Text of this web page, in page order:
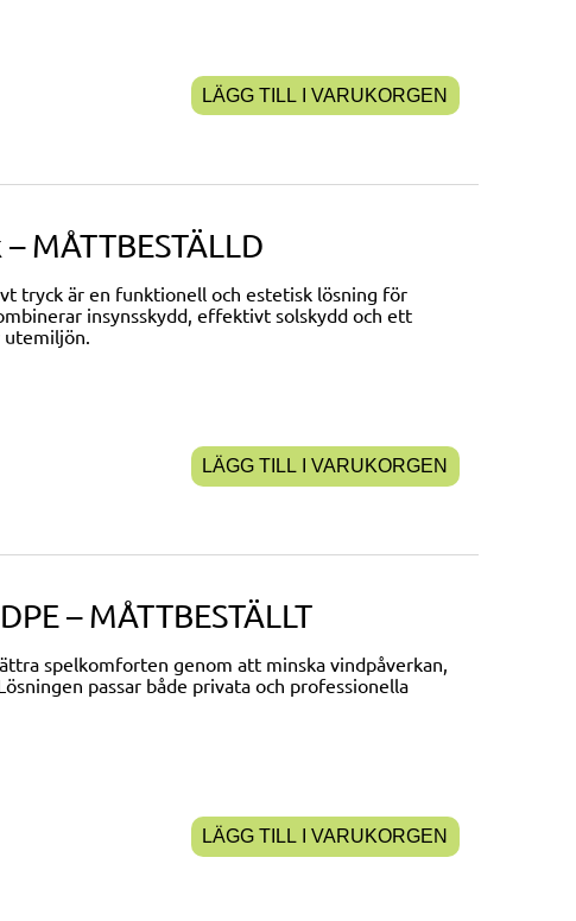
LÄGG TILL I VARUKORGEN
MÅTTBESTÄLLD
tryck är en funktionell och estetisk lösning för
insynsskydd, effektivt solskydd och ett
LÄGG TILL I VARUKORGEN
– MÅTTBESTÄLLT
spelkomforten genom att minska vindpåverkan,
passar både privata och professionella
LÄGG TILL I VARUKORGEN